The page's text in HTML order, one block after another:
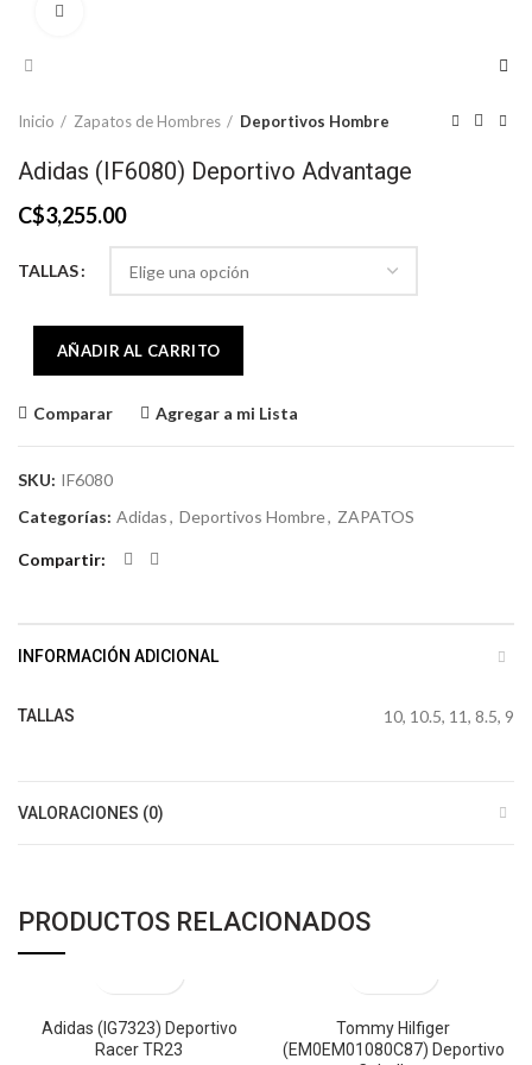
Inicio Zapatos de Hombres Deportivos Hombre
Adidas (IF6080) Deportivo Advantage
C$3,255.00
TALLAS
AÑADIR AL CARRITO
Comparar Agregar a mi Lista
SKU: IF6080
Categorías: Adidas, Deportivos Hombre, ZAPATOS
Compartir
INFORMACIÓN ADICIONAL
TALLAS 10, 10.5, 11, 8.5, 9
VALORACIONES (0)
PRODUCTOS RELACIONADOS
Adidas (IG7323) Deportivo
Racer TR23
Tommy Hilfiger
(EM0EM01080C87) Deportivo